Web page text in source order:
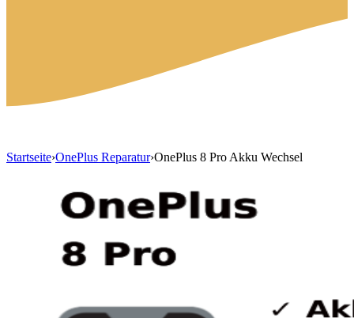
Startseite›OnePlus Reparatur›OnePlus 8 Pro Akku Wechsel